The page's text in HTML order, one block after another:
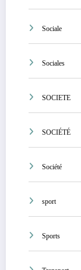
Sociale
Sociales
SOCIETE
SOCIÉTÉ
Société
sport
Sports